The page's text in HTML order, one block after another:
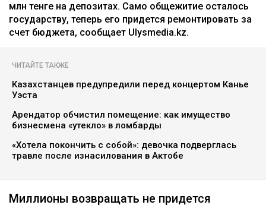
млн тенге на депозитах. Само общежитие осталось
государству, теперь его придется ремонтировать за
счет бюджета, сообщает Ulysmedia.kz.
ЧИТАЙТЕ ТАКЖЕ
Казахстанцев предупредили перед концертом Канье
Уэста
Арендатор обчистил помещение: как имущество
бизнесмена «утекло» в ломбарды
«Хотела покончить с собой»: девочка подверглась
травле после изнасилования в Актобе
Миллионы возвращать не придется